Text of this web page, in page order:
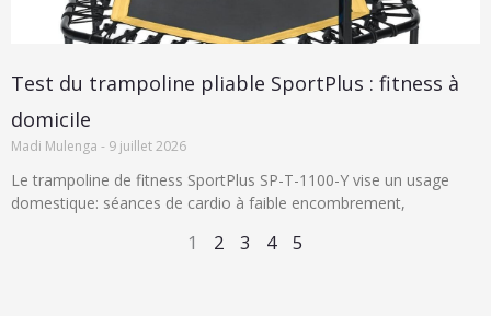
Test du trampoline pliable SportPlus : fitness à
domicile
Madi Mulenga 9 juillet 2026
Le trampoline de fitness SportPlus SP-T-1100-Y vise un usage
domestique: séances de cardio à faible encombrement,
1 2 3 4 5